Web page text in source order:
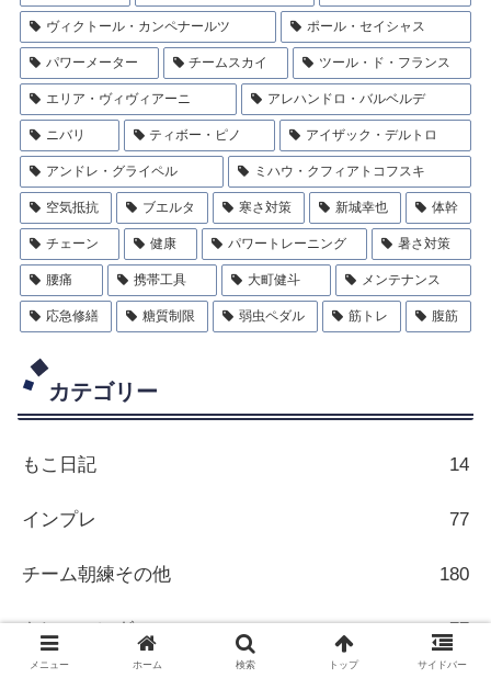
ヴィクトール・カンペナールツ ポール・セイシャス
パワーメーター チームスカイ ツール・ド・フランス
エリア・ヴィヴィアーニ アレハンドロ・バルベルデ
ニバリ ティボー・ピノ アイザック・デルトロ
アンドレ・グライペル ミハウ・クフィアトコフスキ
空気抵抗 ブエルタ 寒さ対策 新城幸也 体幹
チェーン 健康 パワートレーニング 暑さ対策
腰痛 携帯工具 大町健斗 メンテナンス
応急修繕 糖質制限 弱虫ペダル 筋トレ 腹筋
カテゴリー
もこ日記 14
インプレ 77
チーム朝練その他 180
トレーニング 77
メニュー ホーム 検索 トップ サイドバー